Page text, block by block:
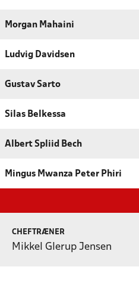
Morgan Mahaini
Ludvig Davidsen
Gustav Sarto
Silas Belkessa
Albert Spliid Bech
Mingus Mwanza Peter Phiri
CHEFTRÆNER
Mikkel Glerup Jensen